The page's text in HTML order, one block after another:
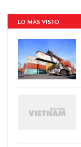
LO MÁS VISTO